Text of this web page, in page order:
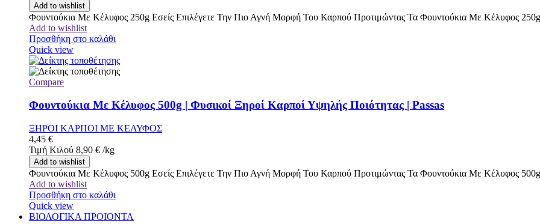
Add to wishlist
Φουντούκια Με Κέλυφος 250g Εσείς Επιλέγετε Την Πιο Αγνή Μορφή Του Καρπού Προτιμώντας Τα Φουντούκια Με Κέλυφος
Add to wishlist
Προσθήκη στο καλάθι
Quick view
Compare
Φουντούκια Με Κέλυφος 500g | Φυσικοί Ξηροί Καρποί Υψηλής Ποιότητας | Passas
ΞΗΡΟΙ ΚΑΡΠΟΙ ΜΕ ΚΕΛΥΦΟΣ
4,45 €
Τιμή Κιλού 8,90 € /kg
Add to wishlist
Φουντούκια Με Κέλυφος 500g Εσείς Επιλέγετε Την Πιο Αγνή Μορφή Του Καρπού Προτιμώντας Τα Φουντούκια Με Κέλυφος
Add to wishlist
Προσθήκη στο καλάθι
Quick view
ΒΙΟΛΟΓΙΚΑ ΠΡΟΙΟΝΤΑ